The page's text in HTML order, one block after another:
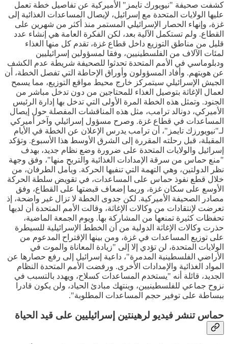
كشفت صحيفة "نيويورك تايمز" الأميركية عن تفاصيل خطة تعمل
عليها الولايات المتحدة مع إسرائيل، لإيصال المساعدات الغذائية إلى
غزة، وإنهاء الحصار الإسرائيلي المستمر منذ أكثر من شهرين على
القطاع. ولم تستكمل الآلية بعد، لكن الفكرة العامة هي إنشاء عدد
قليل من مناطق التوزيع داخل قطاع غزة، تقدم كل منها الغذاء
لمئات الآلاف من الفلسطينيين، وفقا لمسؤولين إسرائيليين
ودبلوماسي في الأمم المتحدة تحدثوا للصحيفة شريطة عدم الكشف
عن هويتهم. وأفاد المسؤولون وأوراق الإحاطة التي تفصل الخطة، أن
الجيش الإسرائيلي سيتمركز خارج محيط مواقع التوزيع، مما يسمح
لعمال الإغاثة بتوصيل الغذاء للمحتاجين من دون تدخل مباشر من
الجنود. وتمثل هذه الخطة المرة الأولى التي تدخل بها إدارة الرئيس
الأميركي، دونالد ترامب، مثل هذه المناقشات المفصلة حول إيصال
المساعدات في قطاع غزة. وصرح مسؤول إسرائيلي وآخر أميركي
لـ"نيويورزك تايمز"، أن ترامب يدرس الإعلان عن الخطة في الأيام
المقبلة، قبل رحلته المقررة إلى الشرق الأوسط هذا الأسبوع. وتؤكد
إسرائيل والولايات المتحدة على ضرورة وضع نظام جديد، بهدف
"منع حماس من سرقة الإمدادات الغذائية والتربح منها"، وفق وجهة
نظر الدولتين، وهي التهمة التي تنفيها الحركة. ويأمل الطرفان، من
خلال قطع نفوذ حماس على المساعدات، في تقويض سلطة الحركة
الأوسع على سكان غزة، وربما إضعاف قبضتها على القطاع، وفق
مصادر الصحيفة الأميركية. لكن جدوى الخطة لا تزال غير واضحة، إذ
تعرضت لإنتقادات من وكالات الإغاثة، وقالت الأمم المتحدة أن لديها
تحفظات كثيرة تمنعها من المشاركة بها. ويوم الجمعة الماضية،
حذرت وكالات الإغاثة الدولية من أن الخطط الإسرائيلية للسيطرة
على توزيع المساعدات في غزة، ومن بينها الإقتراح المدعوم من
الولايات المتحدة، لن تؤدي إلا إلى "زيادة المعاناة والموت في
الأراضي الفلسطينية المدمرة"، داعية إسرائيل إلى رفع حصارها عن
المواد الغذائية والإمدادات الأخرى. ورفضت الأمم المتحدة النظام
الجديد، قائلة أنه "يستخدم المساعدات كسلاح، ويهدد بالتسبب في
نزوح جماعي للفلسطينيين، وينتهك مبادئ الحياد، ولن يكون قادرا
ببساطة على توفير حجم المساعدات المطلوبة".
حماس تنشر فيديو لرهينتين إسرائيليين على قيد الحياة